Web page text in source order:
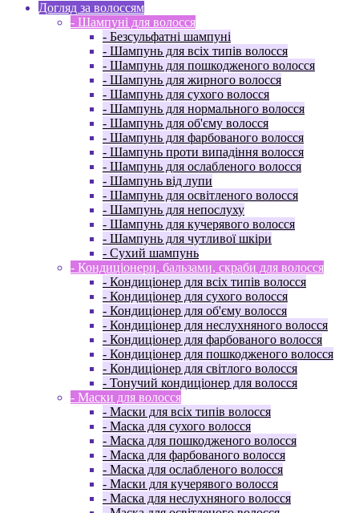
Догляд за волоссям
- Шампуні для волосся
- Безсульфатні шампуні
- Шампунь для всіх типів волосся
- Шампунь для пошкодженого волосся
- Шампунь для жирного волосся
- Шампунь для сухого волосся
- Шампунь для нормального волосся
- Шампунь для об'єму волосся
- Шампунь для фарбованого волосся
- Шампунь проти випадіння волосся
- Шампунь для ослабленого волосся
- Шампунь від лупи
- Шампунь для освітленого волосся
- Шампунь для непослуху
- Шампунь для кучерявого волосся
- Шампунь для чутливої ​​шкіри
- Сухий шампунь
- Кондиціонери, бальзами, скраби для волосся
- Кондиціонер для всіх типів волосся
- Кондиціонер для сухого волосся
- Кондиціонер для об'єму волосся
- Кондиціонер для неслухняного волосся
- Кондиціонер для фарбованого волосся
- Кондиціонер для пошкодженого волосся
- Кондиціонер для світлого волосся
- Тонучий кондиціонер для волосся
- Маски для волосся
- Маски для всіх типів волосся
- Маска для сухого волосся
- Маска для пошкодженого волосся
- Маска для фарбованого волосся
- Маска для ослабленого волосся
- Маски для кучерявого волосся
- Маска для неслухняного волосся